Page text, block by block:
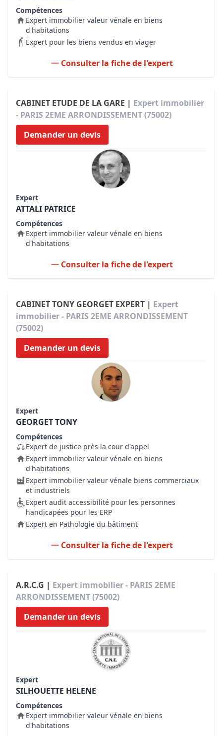
Compétences
Expert immobilier valeur vénale en biens
d'habitations
Expert pour les biens vendus en viager
Consulter la fiche de l'expert
CABINET ETUDE DE LA GARE | Expert immobilier
- PARIS 2EME ARRONDISSEMENT (75002)
Demander un devis
Expert
ATTALI PATRICE
Compétences
Expert immobilier valeur vénale en biens
d'habitations
Consulter la fiche de l'expert
CABINET TONY GEORGET EXPERT | Expert
immobilier - PARIS 2EME ARRONDISSEMENT
(75002)
Demander un devis
Expert
GEORGET TONY
Compétences
Expert de justice près la cour d'appel
Expert immobilier valeur vénale en biens
d'habitations
Expert immobilier valeur vénale biens commerciaux
et industriels
Expert audit accessibilité pour les personnes
handicapées pour les ERP
Expert en Pathologie du bâtiment
Consulter la fiche de l'expert
A.R.C.G | Expert immobilier - PARIS 2EME
ARRONDISSEMENT (75002)
Demander un devis
Expert
SILHOUETTE HELENE
Compétences
Expert immobilier valeur vénale en biens
d'habitations